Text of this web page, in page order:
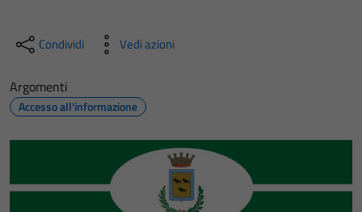
Condividi Vedi azioni
Argomenti
Accesso all'informazione